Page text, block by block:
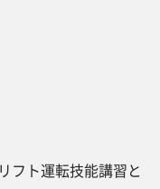
フト運転技能講習と